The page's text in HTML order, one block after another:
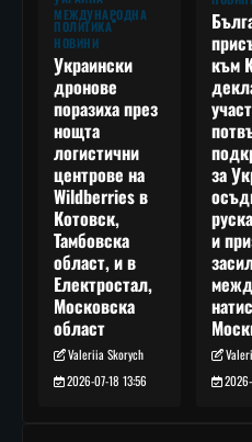
МЕЖДУНАРОДНА
ПОЛИТИКА
НОВИНИ
Украински
дронове
поразиха през
нощта
логистични
центрове на
Wildberries в
Котовск,
Тамбовска
област, и в
Електростал,
Московска
област
Valeriia Skorych
2026-07-18 13:56
към
за
и